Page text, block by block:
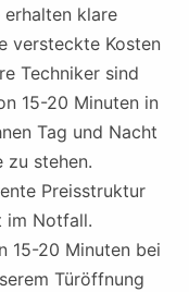
klare
versteckte Kosten
Techniker sind
15-20 Minuten in
Tag und Nacht
zu stehen.
Preisstruktur
im Notfall.
15-20 Minuten bei
Türöffnung